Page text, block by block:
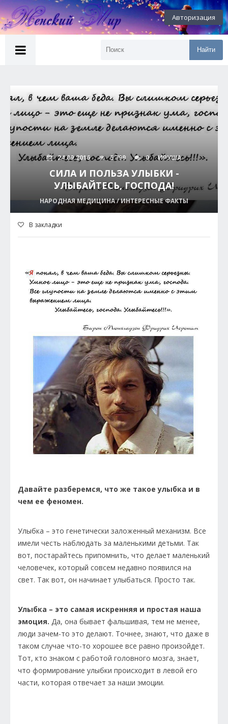
Авторизация
Найти
24.09.2016 5 799 0 ИРУША
СИЛА И ПОЛЬЗА УЛЫБКИ -
УЛЫБАЙТЕСЬ, ГОСПОДА!
НАРОДНАЯ МЕДИЦИНА / ИНТЕРЕСНЫЕ ФАКТЫ
В закладки
Давайте разберемся, что же такое улыбка и в
чем ее феномен.
Улыбка – это генетически заложенный механизм. Все
имели честь наблюдать за маленькими детьми. Так
вот, постарайтесь припомнить, что делает маленький
человечек, который совсем недавно появился на
свет. Так вот, он начинает улыбаться. Просто так.
Улыбка – это самая искренняя и простая наша
эмоция. Да, она бывает фальшивая, тем не менее,
люди зачем-то это делают. Точнее, знают, что даже в
таком случае что-то хорошее все равно произойдет.
Тот, кто знаком с работой головного мозга, знает,
что формирование улыбки происходит в левой его
части, которая отвечает за наши эмоции.